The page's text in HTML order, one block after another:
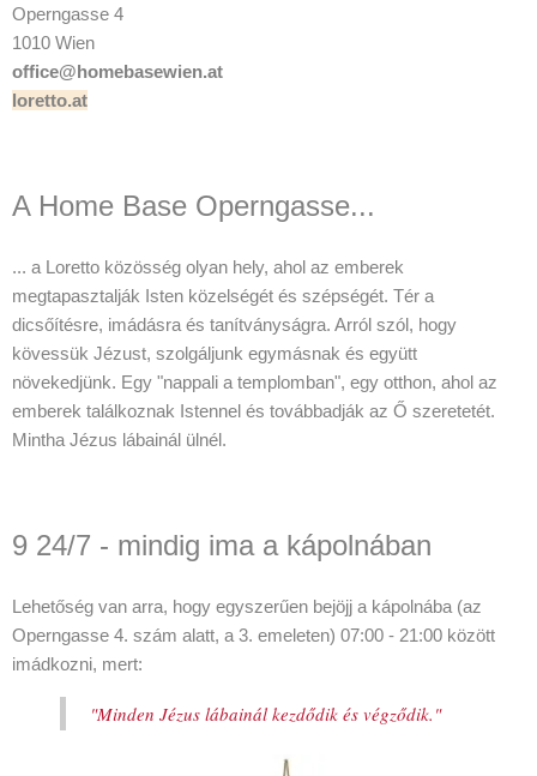
Operngasse 4
1010 Wien
office@homebasewien.at
loretto.at
A Home Base Operngasse...
... a Loretto közösség olyan hely, ahol az emberek
megtapasztalják Isten közelségét és szépségét. Tér a
dicsőítésre, imádásra és tanítványságra. Arról szól, hogy
kövessük Jézust, szolgáljunk egymásnak és együtt
növekedjünk. Egy "nappali a templomban", egy otthon, ahol az
emberek találkoznak Istennel és továbbadják az Ő szeretetét.
Mintha Jézus lábainál ülnél.
9 24/7 - mindig ima a kápolnában
Lehetőség van arra, hogy egyszerűen bejöjj a kápolnába (az
Operngasse 4. szám alatt, a 3. emeleten) 07:00 - 21:00 között
imádkozni, mert:
"Minden Jézus lábainál kezdődik és végződik."